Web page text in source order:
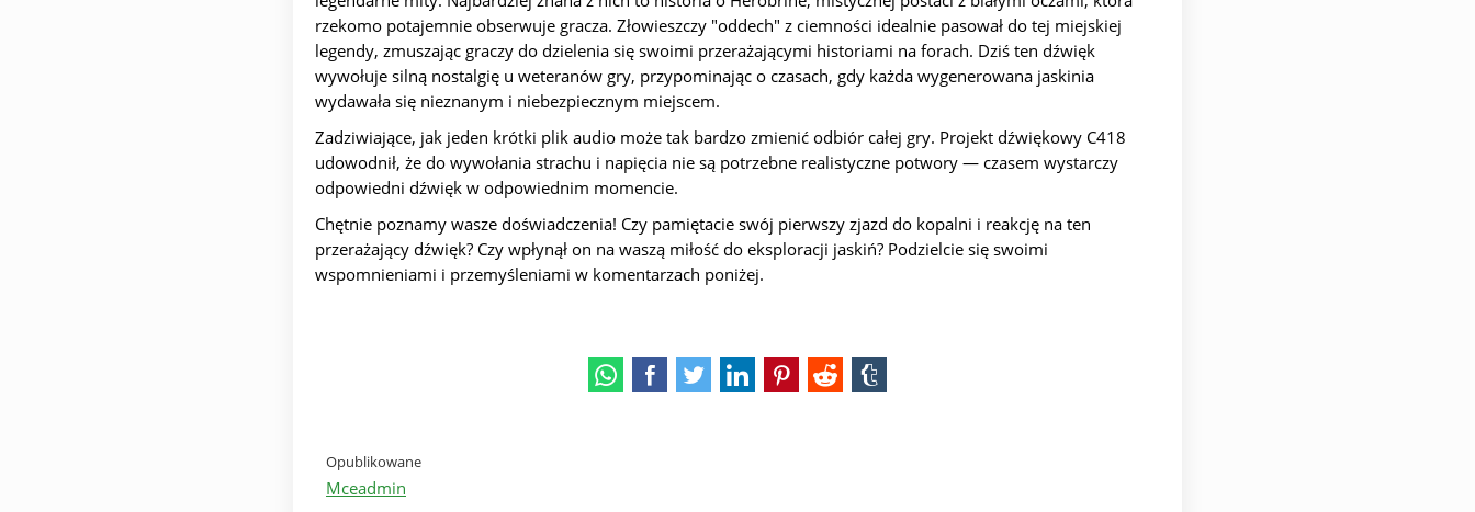
rzekomo potajemnie obserwuje gracza. Złowieszczy "oddech" z ciemności idealnie pasował do tej miejskiej
legendy, zmuszając graczy do dzielenia się swoimi przerażającymi historiami na forach. Dziś ten dźwięk
wywołuje silną nostalgię u weteranów gry, przypominając o czasach, gdy każda wygenerowana jaskinia
wydawała się nieznanym i niebezpiecznym miejscem.
Zadziwiające, jak jeden krótki plik audio może tak bardzo zmienić odbiór całej gry. Projekt dźwiękowy C418
udowodnił, że do wywołania strachu i napięcia nie są potrzebne realistyczne potwory — czasem wystarczy
odpowiedni dźwięk w odpowiednim momencie.
Chętnie poznamy wasze doświadczenia! Czy pamiętacie swój pierwszy zjazd do kopalni i reakcję na ten
przerażający dźwięk? Czy wpłynął on na waszą miłość do eksploracji jaskiń? Podzielcie się swoimi
wspomnieniami i przemyśleniami w komentarzach poniżej.
Opublikowane
Mceadmin